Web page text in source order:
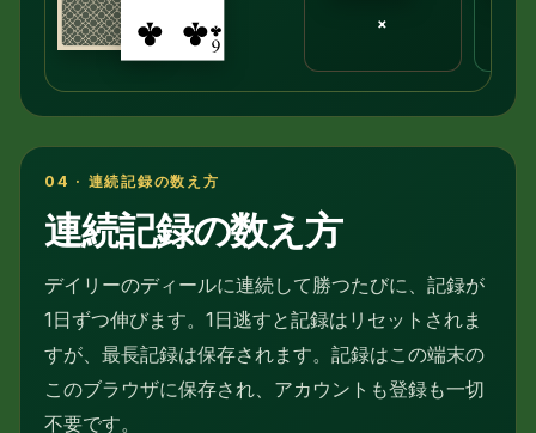
×
04 · 連続記録の数え方
連続記録の数え方
デイリーのディールに連続して勝つたびに、記録が
1日ずつ伸びます。1日逃すと記録はリセットされま
すが、最長記録は保存されます。記録はこの端末の
このブラウザに保存され、アカウントも登録も一切
不要です。